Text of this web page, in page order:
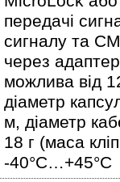
передачі
сигналу та
через
можлива від
діаметр
м, діаметр
18 г (маса
-40°C…+45°C